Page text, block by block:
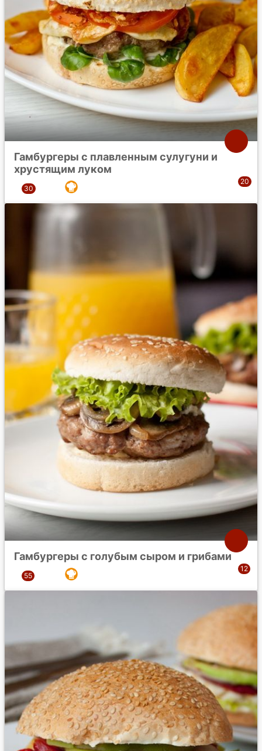
Гамбургеры с плавленным сулугуни и
хрустящим луком
Гамбургеры с голубым сыром и грибами